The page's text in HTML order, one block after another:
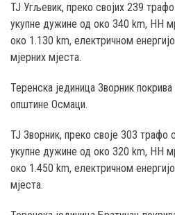
ТЈ Угљевик, преко својих 239
укупне дужине од око 340 km, НН
око 1.130 km, електричном
мјерних мјеста.
Теренска јединица Зворник
општине Осмаци.
ТЈ Зворник, преко своје 303 трафо
укупне дужине од око 320 km, НН
око 1.450 km, електричном
мјеста.